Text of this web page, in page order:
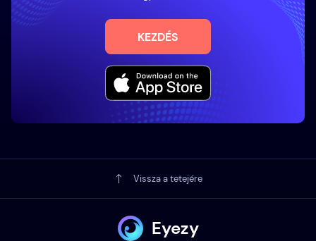
KEZDÉS
Vissza a tetejére
Eyezy